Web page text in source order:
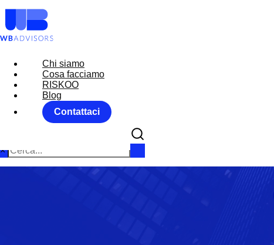
Chi siamo
Cosa facciamo
RISKOO
Blog
Contattaci
Chi siamo
Cosa facciamo
RISKOO
Blog
Contattaci
×